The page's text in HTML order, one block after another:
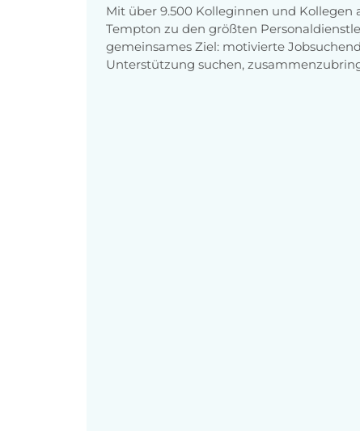
Mit über 9.500 Kolleginnen und
Tempton zu den größten
gemeinsames Ziel: motivierte
Unterstützung suchen,